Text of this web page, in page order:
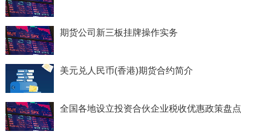
期货公司新三板挂牌操作实务
美元兑人民币(香港)期货合约简介
全国各地设立投资合伙企业税收优惠政策盘点